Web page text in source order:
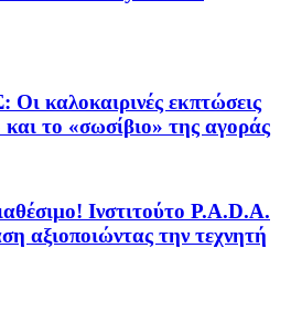
καλοκαιρινές εκπτώσεις
και το «σωσίβιο» της αγοράς
Ινστιτούτο P.A.D.A.
αξιοποιώντας την τεχνητή